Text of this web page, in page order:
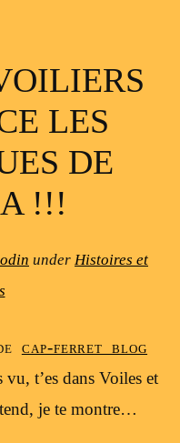
LES
DE
!!!
under Histoires et
cap-ferret blog
vu, t’es dans Voiles et
je te montre…